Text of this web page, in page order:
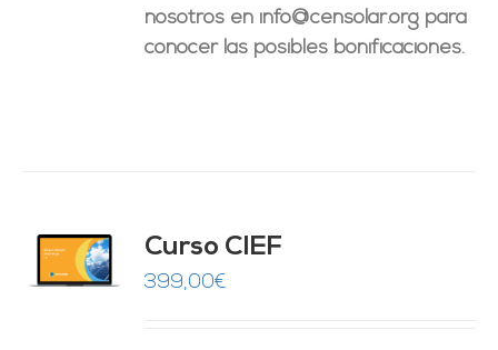
nosotros en info@censolar.org para
conocer las posibles bonificaciones.
Curso CIEF
399,00€